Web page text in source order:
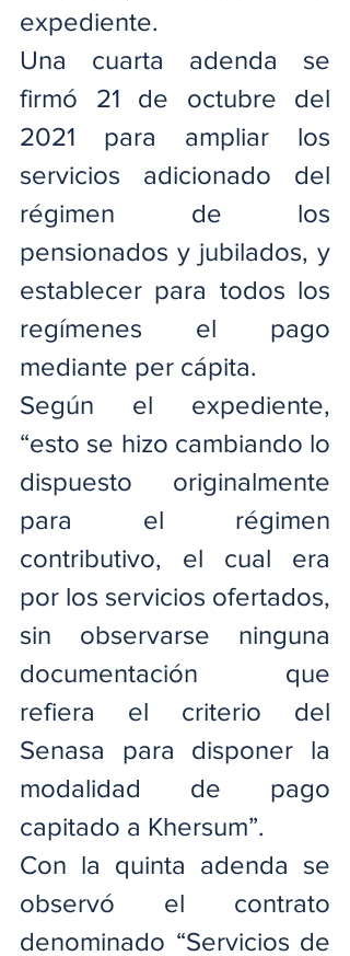
expediente.
Una cuarta adenda se
firmó 21 de octubre del
2021 para ampliar los
servicios adicionado del
régimen de los
pensionados y jubilados, y
establecer para todos los
regímenes el pago
mediante per cápita.
Según el expediente,
“esto se hizo cambiando lo
dispuesto originalmente
para el régimen
contributivo, el cual era
por los servicios ofertados,
sin observarse ninguna
documentación que
refiera el criterio del
Senasa para disponer la
modalidad de pago
capitado a Khersum”.
Con la quinta adenda se
observó el contrato
denominado “Servicios de